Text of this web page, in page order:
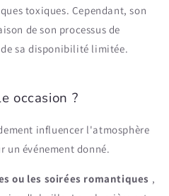
toxiques. Cependant, son
de son processus de
sa disponibilité limitée.
occasion ?
influencer l'atmosphère
un événement donné.
ou les soirées romantiques ,